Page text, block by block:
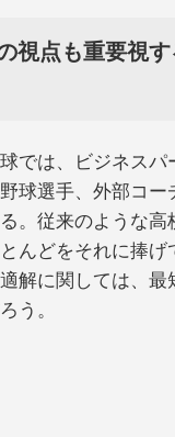
視点も重要視
では、ビジネスパ
球選手、外部コー
。従来のような高
んどをそれに捧げ
解に関しては、最
う。